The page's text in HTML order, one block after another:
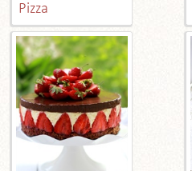
Pizza